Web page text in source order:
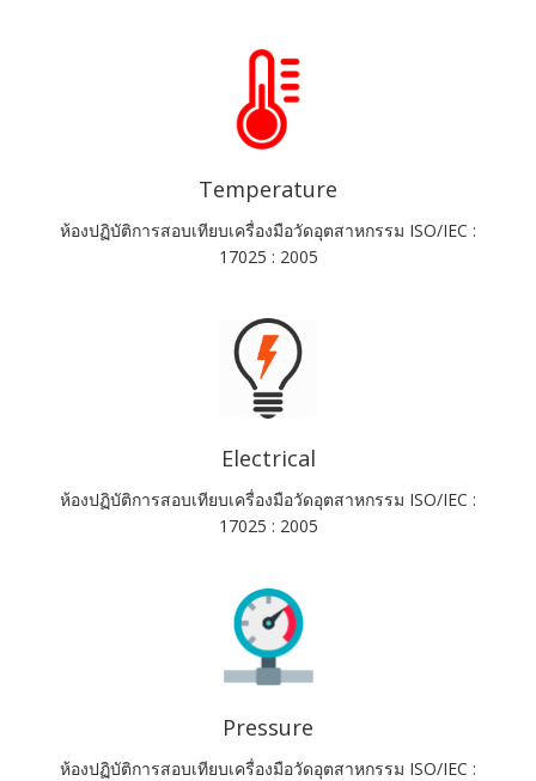
Temperature
ห้องปฏิบัติการสอบเทียบเครื่องมือวัดอุตสาหกรรม ISO/IEC :
17025 : 2005
Electrical
ห้องปฏิบัติการสอบเทียบเครื่องมือวัดอุตสาหกรรม ISO/IEC :
17025 : 2005
Pressure
ห้องปฏิบัติการสอบเทียบเครื่องมือวัดอุตสาหกรรม ISO/IEC :